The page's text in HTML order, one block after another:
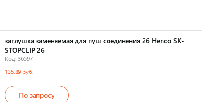
заглушка заменяемая для пуш соединения 26 Henco SK-
STOPCLIP 26
Код: 36597
135.89 руб.
По запросу